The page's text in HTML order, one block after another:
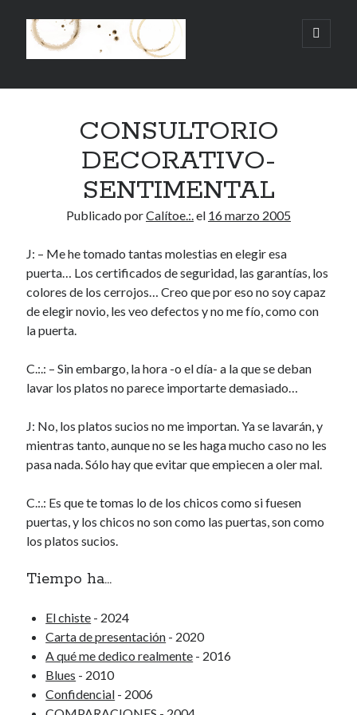
.:.Calito(h)eces.:.
abrir
menú
Barra
No compres, adopta
Tienen algo que decir:
RenegibertaguenMI HÁMSTER
Calítoe.:.enMaría Gripe
Daniela enMaría Gripe
La fuerza del spleen
Peor que el paro
El beso
Categorías
Categorías
Archivos
CONSULTORIO
DECORATIVO-
SENTIMENTAL
Publicado porCalítoe.:.el 16 marzo 2005
J: – Me he tomado tantas molestias en elegir esa
puerta… Los certificados de seguridad, las garantías, los
colores de los cerrojos… Creo que por eso no soy capaz
de elegir novio, les veo defectos y no me fío, como con
la puerta.
C.:.: – Sin embargo, la hora -o el día- a la que se deban
lavar los platos no parece importarte demasiado…
J: No, los platos sucios no me importan. Ya se lavarán, y
mientras tanto, aunque no se les haga mucho caso no les
pasa nada. Sólo hay que evitar que empiecen a oler mal.
C.:.: Es que te tomas lo de los chicos como si fuesen
puertas, y los chicos no son como las puertas, son como
los platos sucios.
Tiempo ha...
El chiste - 2024
Carta de presentación - 2020
A qué me dedico realmente - 2016
Blues - 2010
Confidencial - 2006